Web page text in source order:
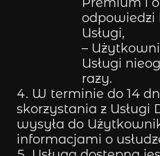
odpowiedzi
Usługi,
–
Usługi
razy.
W terminie do 14
skorzystania z Usługi
wysyła do
informacjami o